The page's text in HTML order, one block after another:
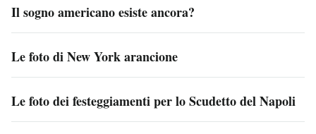
Il sogno americano esiste ancora?
Le foto di New York arancione
Le foto dei festeggiamenti per lo Scudetto del Napoli